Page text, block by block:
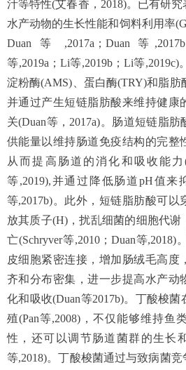
汁等特性(艾春香，2018)。已有研
水产动物的生长性能和饲料利用率
Duan 等 ,2017a；Duan 等
等,2019a；Li等,2019b；Li等
淀粉酶(AMS)、蛋白酶(TRY)和脂肪
并通过产生短链脂肪酸来维持健康
关(Duan等，2017a)。肠道短链脂
供能量以维持肠道免疫结构的完整
从而提高肠道的消化和吸收能力
等,2019),并通过降低肠道pH值来
等,2017b)。此外，短链脂肪酸可以
放其质子(H)，扰乱细菌的细胞代谢
亡(Schryver等,2010；Duan等
皮细胞紧密连接，增加肠绒毛高度
齐和分布密集，进一步提高水产动
化和吸收(Duan等2017b)。丁酸梭
殖(Pan等,2008)，不仅能够维持鱼
性，还可以调节肠道菌群的生长
等,2018)。丁酸梭菌通过与致病菌